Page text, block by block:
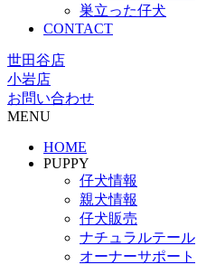
巣立った仔犬
CONTACT
世田谷店
小岩店
お問い合わせ
MENU
HOME
PUPPY
仔犬情報
親犬情報
仔犬販売
ナチュラルテール
オーナーサポート